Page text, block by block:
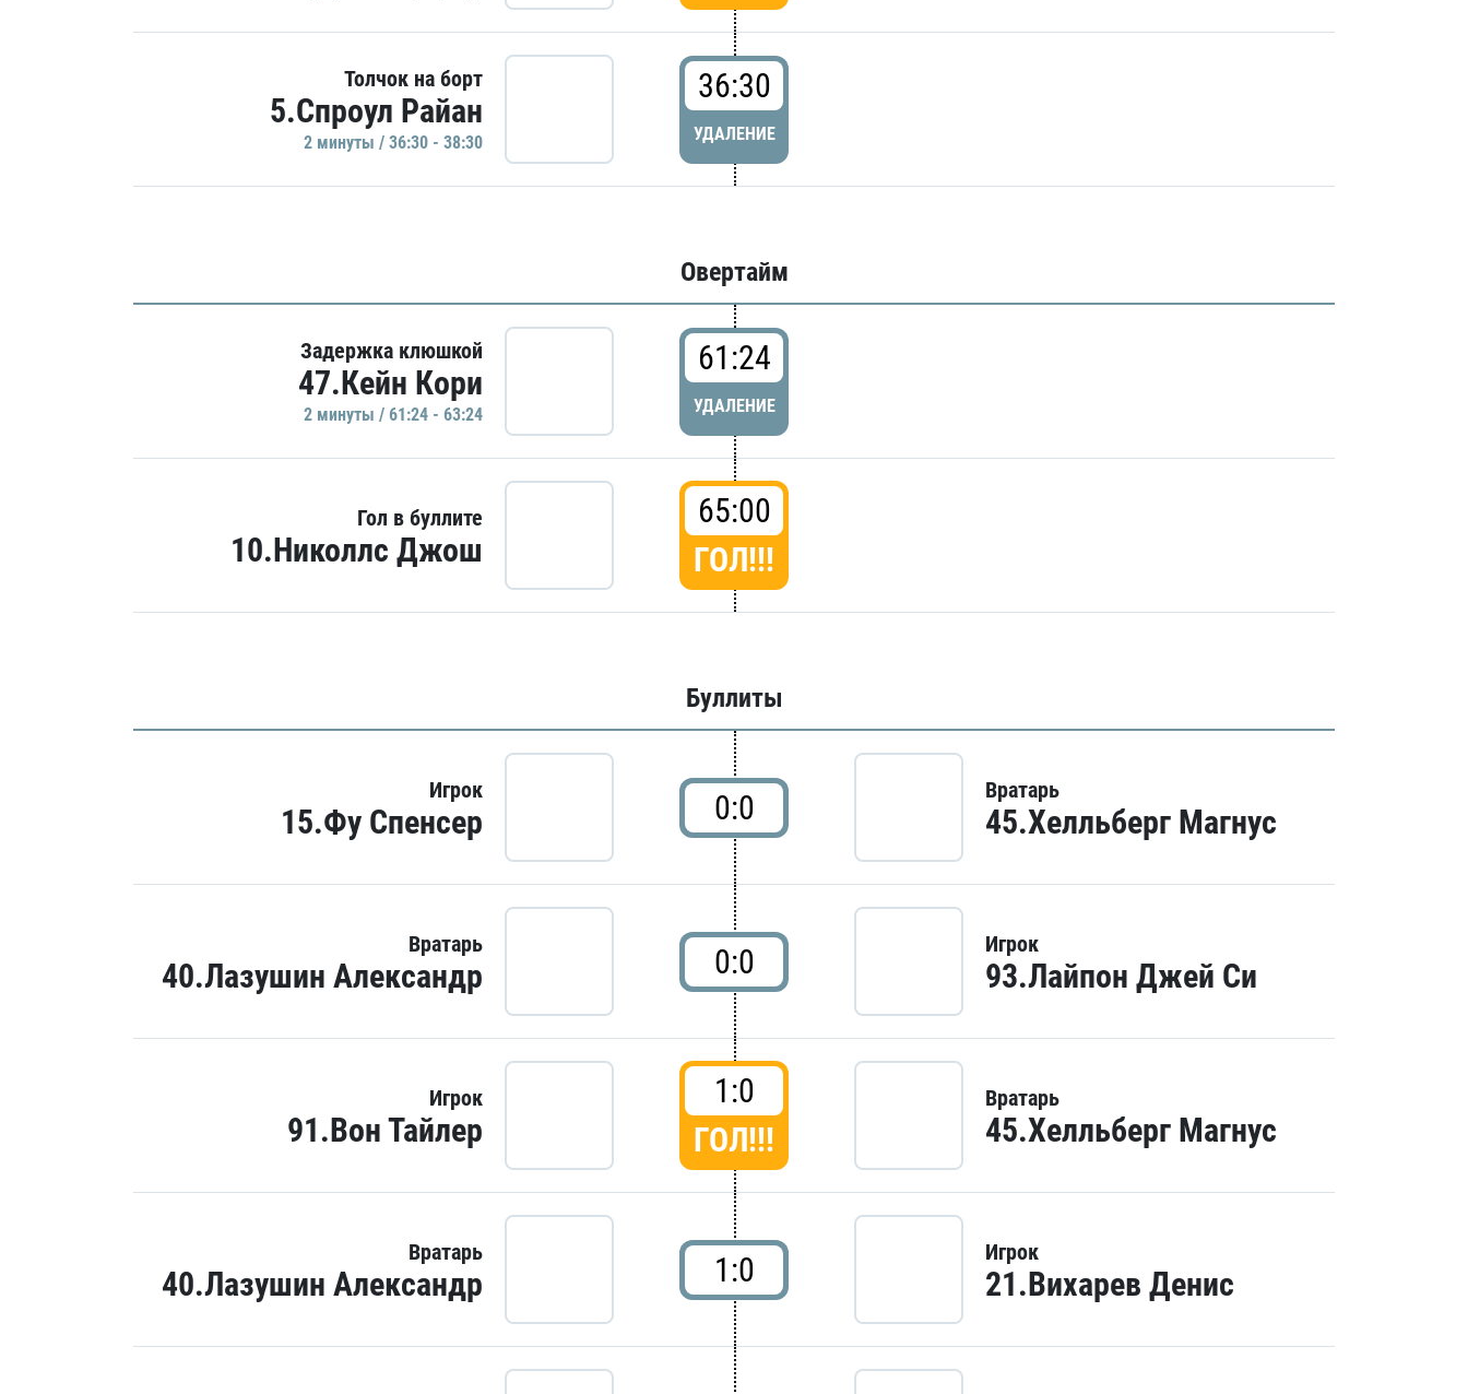
Толчок на борт
5.Спроул Райан
2 минуты / 36:30 - 38:30
36:30
УДАЛЕНИЕ
Овертайм
Задержка клюшкой
47.Кейн Кори
2 минуты / 61:24 - 63:24
61:24
УДАЛЕНИЕ
Гол в буллите
10.Николлс Джош
65:00
ГОЛ!!!
Буллиты
Игрок
15.Фу Спенсер 0:0 Вратарь
45.Хелльберг Магнус
Вратарь
40.Лазушин Александр 0:0 Игрок
93.Лайпон Джей Си
Игрок
91.Вон Тайлер
1:0
ГОЛ!!!
Вратарь
45.Хелльберг Магнус
Вратарь
40.Лазушин Александр 1:0 Игрок
21.Вихарев Денис